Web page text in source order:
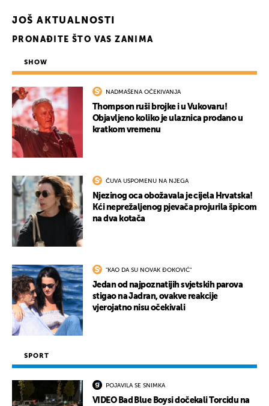
JOŠ AKTUALNOSTI
PRONAĐITE ŠTO VAS ZANIMA
SHOW
NADMAŠENA OČEKIVANJA
Thompson ruši brojke i u Vukovaru!
Objavljeno koliko je ulaznica prodano u
kratkom vremenu
ČUVA USPOMENU NA NJEGA
Njezinog oca obožavala je cijela Hrvatska!
Kći neprežaljenog pjevača projurila špicom
na dva kotača
"KAO DA SU NOVAK ĐOKOVIĆ"
Jedan od najpoznatijih svjetskih parova
stigao na Jadran, ovakve reakcije
vjerojatno nisu očekivali
SPORT
POJAVILA SE SNIMKA
VIDEO Bad Blue Boysi dočekali Torcidu na